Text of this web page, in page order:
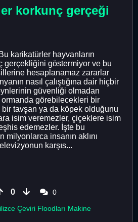
korkunç gerçeği
karikatürler hayvanların
gerçekliğini göstermiyor ve bu
hesaplanamaz zararlar
nasıl çalıştığına dair hiçbir
güvenliği olmadan
görebilecekleri bir
tavşan ya da köpek olduğunu
isim veremezler, çiçeklere isim
edemezler. İşte bu
milyonlarca insanın aklını
karşıs...
0
0
Çeviri Floodları Makine